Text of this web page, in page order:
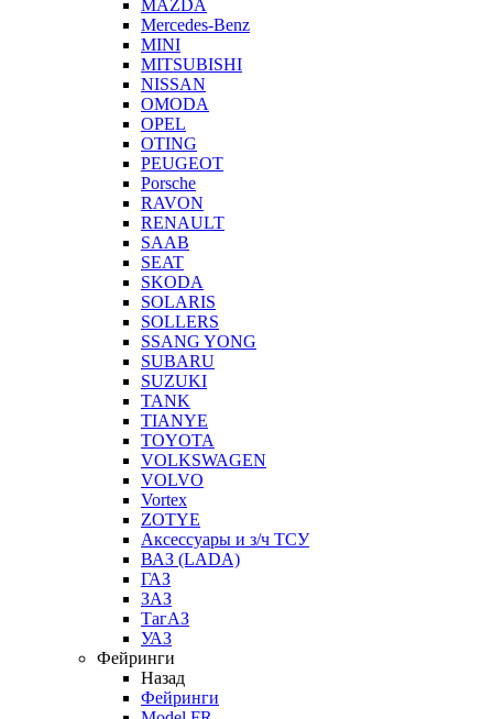
MAZDA
Mercedes-Benz
MINI
MITSUBISHI
NISSAN
OMODA
OPEL
OTING
PEUGEOT
Porsche
RAVON
RENAULT
SAAB
SEAT
SKODA
SOLARIS
SOLLERS
SSANG YONG
SUBARU
SUZUKI
TANK
TIANYE
TOYOTA
VOLKSWAGEN
VOLVO
Vortex
ZOTYE
Аксессуары и з/ч ТСУ
ВАЗ (LADA)
ГАЗ
ЗАЗ
ТагАЗ
УАЗ
Фейринги
Назад
Фейринги